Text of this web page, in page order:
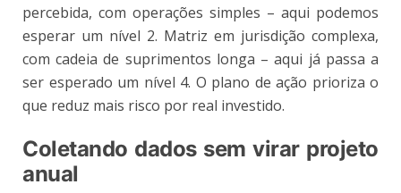
percebida, com operações simples – aqui podemos
esperar um nível 2. Matriz em jurisdição complexa,
com cadeia de suprimentos longa – aqui já passa a
ser esperado um nível 4. O plano de ação prioriza o
que reduz mais risco por real investido.
Coletando dados sem virar projeto
anual